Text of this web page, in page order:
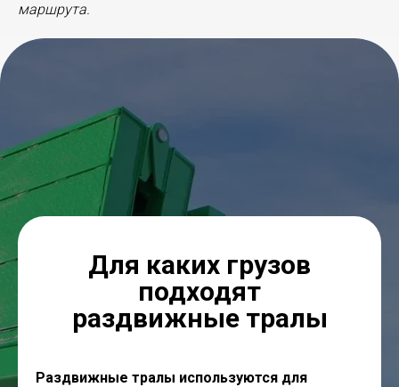
маршрута.
Для каких грузов
подходят
раздвижные тралы
Раздвижные тралы используются для